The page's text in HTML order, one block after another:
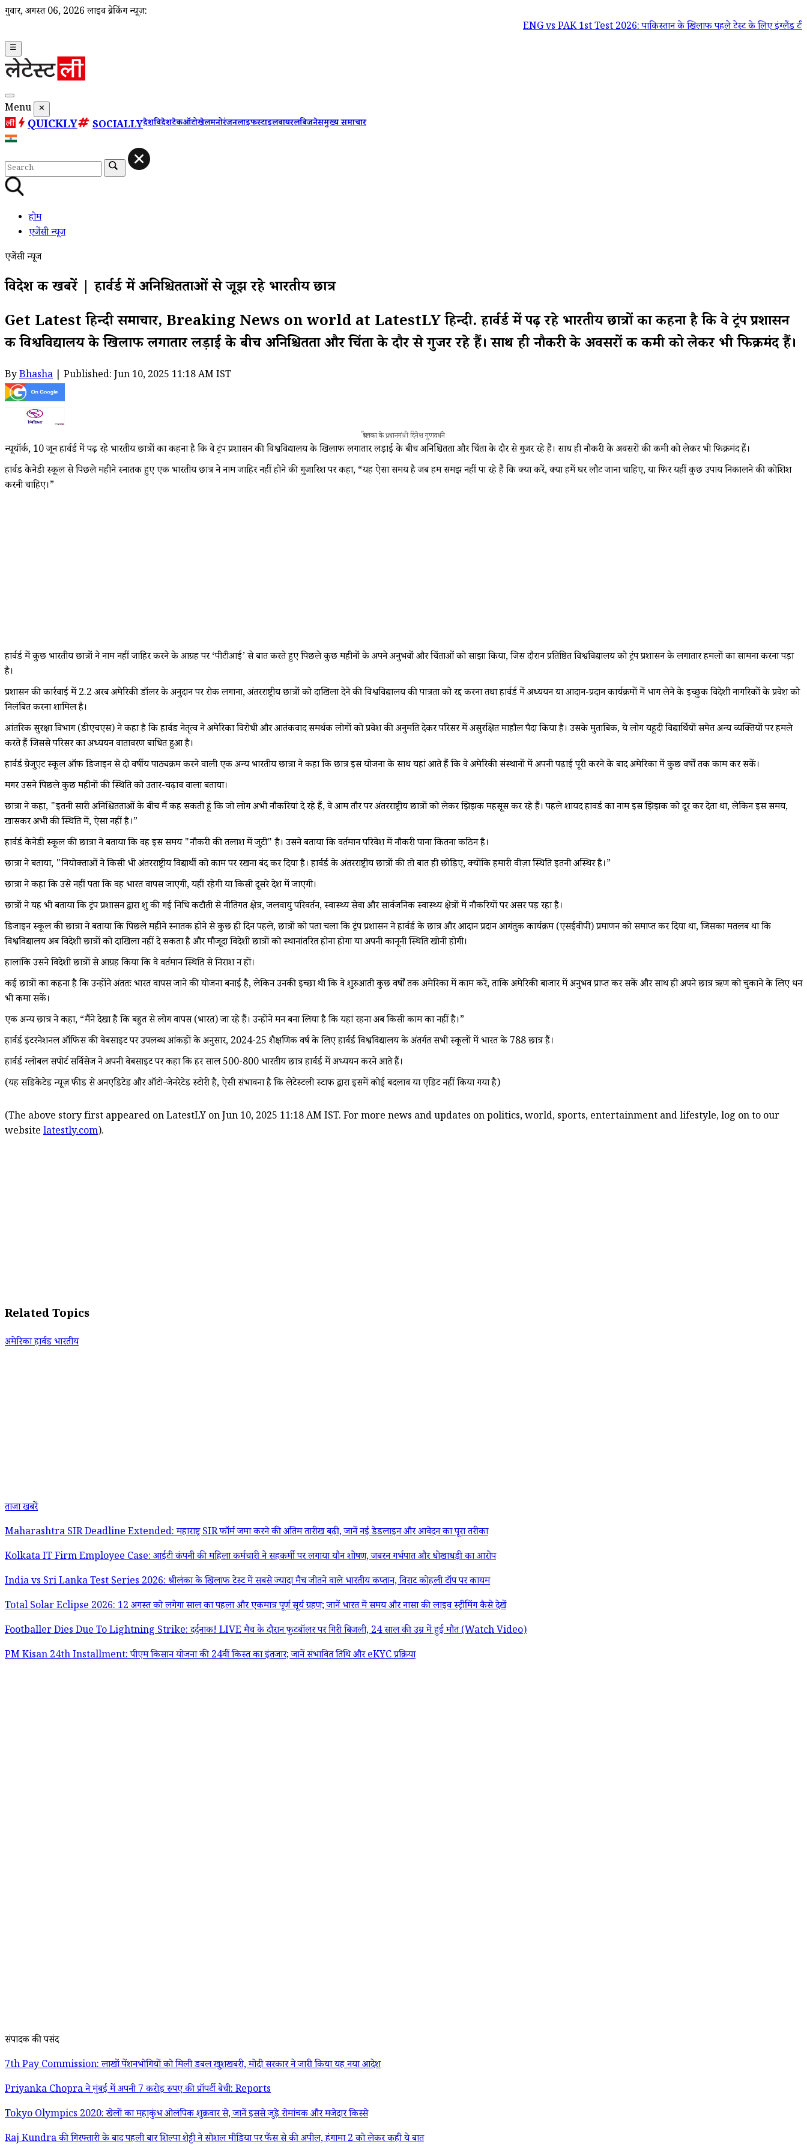
गुरूवार, अगस्त 06, 2026 लाइव ब्रेकिंग न्यूज़:
ENG vs PAK 1st Test 2026: पाकिस्तान के खिलाफ पहले टेस्ट के लिए इंग्लैंड टीम का
☰
Menu ✕
QUICKLY SOCIALLYदेशविदेशटेकऑटोखेलमनोरंजनलाइफस्टाइलवायरलबिजनेसमुख्य समाचार
होम
एजेंसी न्यूज
एजेंसी न्यूज
विदेश की खबरें | हार्वर्ड में अनिश्चितताओं से जूझ रहे भारतीय छात्र
Get Latest हिन्दी समाचार, Breaking News on world at LatestLY हिन्दी. हार्वर्ड में पढ़ रहे भारतीय छात्रों का कहना है कि वे ट्रंप प्रशासन
की विश्वविद्यालय के खिलाफ लगातार लड़ाई के बीच अनिश्चितता और चिंता के दौर से गुजर रहे हैं। साथ ही नौकरी के अवसरों की कमी को लेकर भी फिक्रमंद हैं।
ByBhasha | Published: Jun 10, 2025 11:18 AM IST
श्रीलंका के प्रधानमंत्री दिनेश गुणवर्धने
न्यूयॉर्क, 10 जून हार्वर्ड में पढ़ रहे भारतीय छात्रों का कहना है कि वे ट्रंप प्रशासन की विश्वविद्यालय के खिलाफ लगातार लड़ाई के बीच अनिश्चितता और चिंता के दौर से गुजर रहे हैं। साथ ही नौकरी के अवसरों की कमी को लेकर भी फिक्रमंद हैं।
हार्वड केनेडी स्कूल से पिछले महीने स्नातक हुए एक भारतीय छात्र ने नाम जाहिर नहीं होने की गुजारिश पर कहा, “यह ऐसा समय है जब हम समझ नहीं पा रहे हैं कि क्या करें, क्या हमें घर लौट जाना चाहिए, या फिर यहीं कुछ उपाय निकालने की कोशिश
करनी चाहिए।”
हार्वर्ड में कुछ भारतीय छात्रों ने नाम नहीं जाहिर करने के आग्रह पर ‘पीटीआई’ से बात करते हुए पिछले कुछ महीनों के अपने अनुभवों और चिंताओं को साझा किया, जिस दौरान प्रतिष्ठित विश्वविद्यालय को ट्रंप प्रशासन के लगातार हमलों का सामना करना पड़ा
है।
प्रशासन की कार्रवाई में 2.2 अरब अमेरिकी डॉलर के अनुदान पर रोक लगाना, अंतरराष्ट्रीय छात्रों को दाखिला देने की विश्वविद्यालय की पात्रता को रद्द करना तथा हार्वर्ड में अध्ययन या आदान-प्रदान कार्यक्रमों में भाग लेने के इच्छुक विदेशी नागरिकों के प्रवेश को
निलंबित करना शामिल है।
आंतरिक सुरक्षा विभाग (डीएचएस) ने कहा है कि हार्वड नेतृत्व ने अमेरिका विरोधी और आतंकवाद समर्थक लोगों को प्रवेश की अनुमति देकर परिसर में असुरक्षित माहौल पैदा किया है। उसके मुताबिक, ये लोग यहूदी विद्यार्थियों समेत अन्य व्यक्तियों पर हमले
करते हैं जिससे परिसर का अध्ययन वातावरण बाधित हुआ है।
हार्वर्ड ग्रेजुएट स्कूल ऑफ डिजाइन से दो वर्षीय पाठ्यक्रम करने वाली एक अन्य भारतीय छात्रा ने कहा कि छात्र इस योजना के साथ यहां आते हैं कि वे अमेरिकी संस्थानों में अपनी पढ़ाई पूरी करने के बाद अमेरिका में कुछ वर्षों तक काम कर सकें।
मगर उसने पिछले कुछ महीनों की स्थिति को उतार-चढ़ाव वाला बताया।
छात्रा ने कहा, "इतनी सारी अनिश्चितताओं के बीच मैं कह सकती हूं कि जो लोग अभी नौकरियां दे रहे हैं, वे आम तौर पर अंतरराष्ट्रीय छात्रों को लेकर झिझक महसूस कर रहे हैं। पहले शायद हावर्ड का नाम इस झिझक को दूर कर देता था, लेकिन इस समय,
खासकर अभी की स्थिति में, ऐसा नहीं है।”
हार्वर्ड केनेडी स्कूल की छात्रा ने बताया कि वह इस समय "नौकरी की तलाश में जुटी" है। उसने बताया कि वर्तमान परिवेश में नौकरी पाना कितना कठिन है।
छात्रा ने बताया, "नियोक्ताओं ने किसी भी अंतरराष्ट्रीय विद्यार्थी को काम पर रखना बंद कर दिया है। हार्वर्ड के अंतरराष्ट्रीय छात्रों की तो बात ही छोड़िए, क्योंकि हमारी वीज़ा स्थिति इतनी अस्थिर है।”
छात्रा ने कहा कि उसे नहीं पता कि वह भारत वापस जाएगी, यहीं रहेगी या किसी दूसरे देश में जाएगी।
छात्रों ने यह भी बताया कि ट्रंप प्रशासन द्वारा शुरू की गई निधि कटौती से नीतिगत क्षेत्र, जलवायु परिवर्तन, स्वास्थ्य सेवा और सार्वजनिक स्वास्थ्य क्षेत्रों में नौकरियों पर असर पड़ रहा है।
डिजाइन स्कूल की छात्रा ने बताया कि पिछले महीने स्नातक होने से कुछ ही दिन पहले, छात्रों को पता चला कि ट्रंप प्रशासन ने हार्वर्ड के छात्र और आदान प्रदान आगंतुक कार्यक्रम (एसईवीपी) प्रमाणन को समाप्त कर दिया था, जिसका मतलब था कि
विश्वविद्यालय अब विदेशी छात्रों को दाखिला नहीं दे सकता है और मौजूदा विदेशी छात्रों को स्थानांतरित होना होगा या अपनी कानूनी स्थिति खोनी होगी।
हालांकि उसने विदेशी छात्रों से आग्रह किया कि वे वर्तमान स्थिति से निराश न हों।
कई छात्रों का कहना है कि उन्होंने अंततः भारत वापस जाने की योजना बनाई है, लेकिन उनकी इच्छा थी कि वे शुरुआती कुछ वर्षों तक अमेरिका में काम करें, ताकि अमेरिकी बाजार में अनुभव प्राप्त कर सकें और साथ ही अपने छात्र ऋण को चुकाने के लिए धन
भी कमा सकें।
एक अन्य छात्र ने कहा, “मैंने देखा है कि बहुत से लोग वापस (भारत) जा रहे हैं। उन्होंने मन बना लिया है कि यहां रहना अब किसी काम का नहीं है।”
हार्वर्ड इंटरनेशनल ऑफिस की वेबसाइट पर उपलब्ध आंकड़ों के अनुसार, 2024-25 शैक्षणिक वर्ष के लिए हार्वर्ड विश्वविद्यालय के अंतर्गत सभी स्कूलों में भारत के 788 छात्र हैं।
हार्वर्ड ग्लोबल सपोर्ट सर्विसेज ने अपनी वेबसाइट पर कहा कि हर साल 500-800 भारतीय छात्र हार्वर्ड में अध्ययन करने आते हैं।
(यह सिंडिकेटेड न्यूज़ फीड से अनएडिटेड और ऑटो-जेनरेटेड स्टोरी है, ऐसी संभावना है कि लेटेस्टली स्टाफ द्वारा इसमें कोई बदलाव या एडिट नहीं किया गया है)
(The above story first appeared on LatestLY on Jun 10, 2025 11:18 AM IST. For more news and updates on politics, world, sports, entertainment and lifestyle, log on to our
website latestly.com).
Related Topics
अमेरिका हार्वड भारतीय
ताजा खबरें
Maharashtra SIR Deadline Extended: महाराष्ट्र SIR फॉर्म जमा करने की अंतिम तारीख बढ़ी, जानें नई डेडलाइन और आवेदन का पूरा तरीका
Kolkata IT Firm Employee Case: आईटी कंपनी की महिला कर्मचारी ने सहकर्मी पर लगाया यौन शोषण, जबरन गर्भपात और धोखाधड़ी का आरोप
India vs Sri Lanka Test Series 2026: श्रीलंका के खिलाफ टेस्ट में सबसे ज्यादा मैच जीतने वाले भारतीय कप्तान, विराट कोहली टॉप पर कायम
Total Solar Eclipse 2026: 12 अगस्त को लगेगा साल का पहला और एकमात्र पूर्ण सूर्य ग्रहण; जानें भारत में समय और नासा की लाइव स्ट्रीमिंग कैसे देखें
Footballer Dies Due To Lightning Strike: दर्दनाक! LIVE मैच के दौरान फुटबॉलर पर गिरी बिजली, 24 साल की उम्र में हुई मौत (Watch Video)
PM Kisan 24th Installment: पीएम किसान योजना की 24वीं किस्त का इंतजार; जानें संभावित तिथि और eKYC प्रक्रिया
संपादक की पसंद
7th Pay Commission: लाखों पेंशनभोगियों को मिली डबल खुशखबरी, मोदी सरकार ने जारी किया यह नया आदेश
Priyanka Chopra ने मुंबई में अपनी 7 करोड़ रुपए की प्रॉपर्टी बेची: Reports
Tokyo Olympics 2020: खेलों का महाकुंभ ओलंपिक शुक्रवार से, जानें इससे जुड़े रोमांचक और मजेदार किस्से
Raj Kundra की गिरफ्तारी के बाद पहली बार शिल्पा शेट्टी ने सोशल मीडिया पर फैंस से की अपील, हंगामा 2 को लेकर कही ये बात